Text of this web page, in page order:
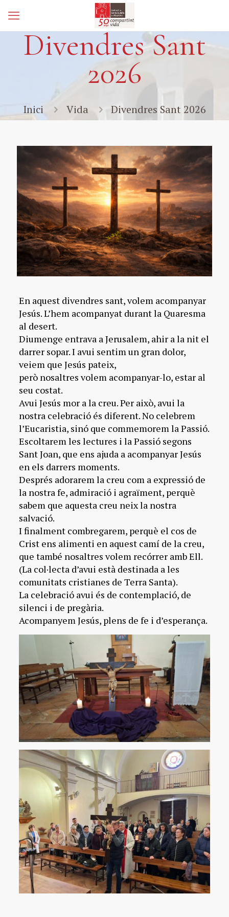
Divendres Sant
2026
Inici Vida Divendres Sant 2026
En aquest divendres sant, volem acompanyar
Jesús. L’hem acompanyat durant la Quaresma
al desert.
Diumenge entrava a Jerusalem, ahir a la nit el
darrer sopar. I avui sentim un gran dolor,
veiem que Jesús pateix,
però nosaltres volem acompanyar-lo, estar al
seu costat.
Avui Jesús mor a la creu. Per això, avui la
nostra celebració és diferent. No celebrem
l’Eucaristia, sinó que commemorem la Passió.
Escoltarem les lectures i la Passió segons
Sant Joan, que ens ajuda a acompanyar Jesús
en els darrers moments.
Després adorarem la creu com a expressió de
la nostra fe, admiració i agraïment, perquè
sabem que aquesta creu neix la nostra
salvació.
I finalment combregarem, perquè el cos de
Crist ens alimenti en aquest camí de la creu,
que també nosaltres volem recórrer amb Ell.
(La col·lecta d’avui està destinada a les
comunitats cristianes de Terra Santa).
La celebració avui és de contemplació, de
silenci i de pregària.
Acompanyem Jesús, plens de fe i d’esperança.